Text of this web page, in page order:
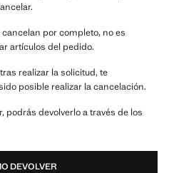
por completo, no es
artículos del pedido.
realizar la solicitud, te
posible realizar la cancelación.
podrás devolverlo a través de los
DEVOLVER